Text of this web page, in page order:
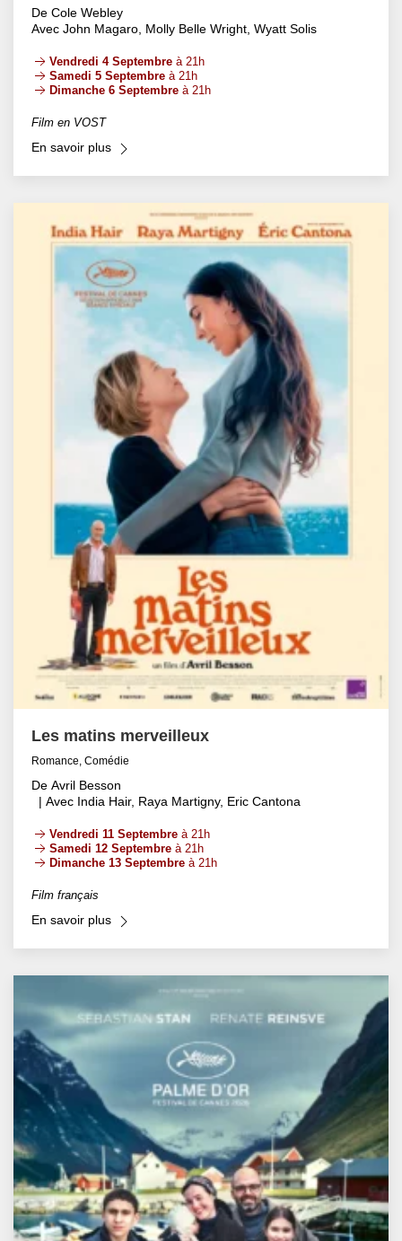
De Cole Webley
Avec John Magaro, Molly Belle Wright, Wyatt Solis
Vendredi 4 Septembre à 21h
Samedi 5 Septembre à 21h
Dimanche 6 Septembre à 21h
Film en VOST
En savoir plus
Les matins merveilleux
Romance, Comédie
De Avril Besson
| Avec India Hair, Raya Martigny, Eric Cantona
Vendredi 11 Septembre à 21h
Samedi 12 Septembre à 21h
Dimanche 13 Septembre à 21h
Film français
En savoir plus